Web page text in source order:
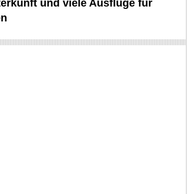
und viele Ausflüge für